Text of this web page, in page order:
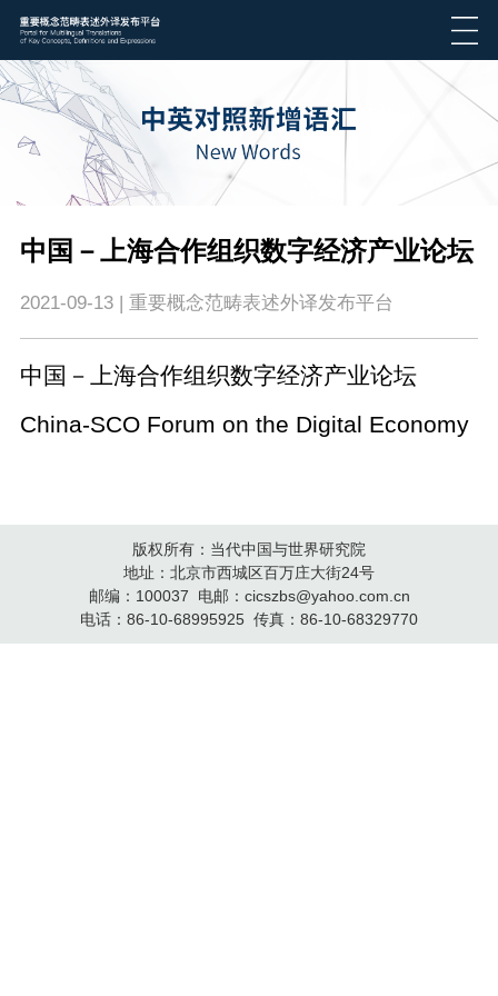
​中国－上海合作组织数字经济产业论坛
2021-09-13 | 重要概念范畴表述外译发布平台
中国－上海合作组织数字经济产业论坛
China-SCO Forum on the Digital Economy
版权所有：当代中国与世界研究院
地址：北京市西城区百万庄大街24号
邮编：100037 电邮：cicszbs@yahoo.com.cn
电话：86-10-68995925 传真：86-10-68329770